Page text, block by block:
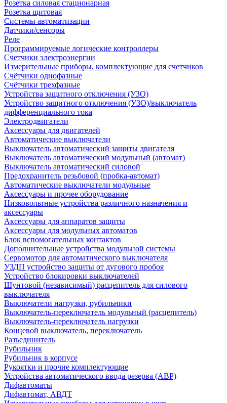
Розетка силовая стационарная
Розетка щитовая
Системы автоматизации
Датчики/сенсоры
Реле
Программируемые логические контроллеры
Счетчики электроэнергии
Измерительные приборы, комплектующие для счетчиков
Счётчики однофазные
Счётчики трехфазные
Устройства защитного отключения (УЗО)
Устройство защитного отключения (УЗО)/выключатель
дифференциального тока
Электродвигатели
Аксессуары для двигателей
Автоматические выключатели
Выключатель автоматический защиты двигателя
Выключатель автоматический модульный (автомат)
Выключатель автоматический силовой
Предохранитель резьбовой (пробка-автомат)
Автоматические выключатели модульные
Аксессуары и прочее оборудование
Низковольтные устройства различного назначения и
аксессуары
Аксессуары для аппаратов защиты
Аксессуары для модульных автоматов
Блок вспомогательных контактов
Дополнительные устройства модульной системы
Сервомотор для автоматического выключателя
УЗДП устройство защиты от дугового пробоя
Устройство блокировки выключателей
Шунтовой (независимый) расцепитель для силового
выключателя
Выключатели нагрузки, рубильники
Выключатель-переключатель модульный (расцепитель)
Выключатель-переключатель нагрузки
Концевой выключатель, переключатель
Разъединитель
Рубильник
Рубильник в корпусе
Рукоятки и прочие комплектующие
Устройства автоматического ввода резерва (АВР)
Дифавтоматы
Дифавтомат, АВДТ